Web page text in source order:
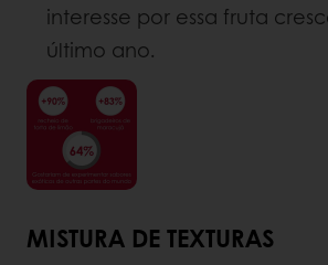
interesse por essa fruta
último ano.
MISTURA DE TEXTURAS